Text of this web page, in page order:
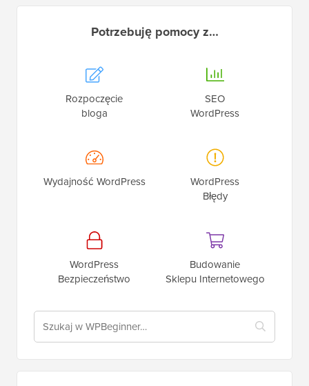
Potrzebuję pomocy z…
Rozpoczęcie
bloga
SEO
WordPress
Wydajność WordPress
WordPress
Błędy
WordPress
Bezpieczeństwo
Budowanie
Sklepu Internetowego